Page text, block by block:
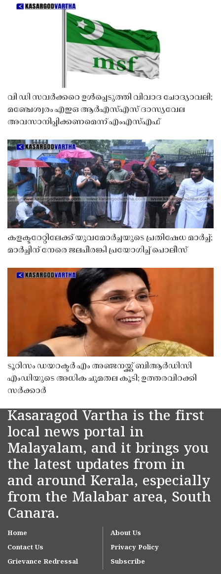
വി ഡി സവർക്കറെ ഉൾപ്പെടുത്തി വിവാദ ചോദ്യാവലി;
മഞ്ചേശ്വരം എഇഒ ആർഎസ്എസ് ദാസ്യവേല
അവസാനിപ്പിക്കണമെന്ന് എംഎസ്എഫ്
കളക്ടറേറ്റിലേക്ക് യുവമോർച്ചയുടെ പ്രതിഷേധ മാർച്ച്;
മാർച്ചിന് നേരെ ജലപീരങ്കി പ്രയോഗിച്ച് പൊലീസ്
ടൂറിസം ഡയറക്ടർ എം അഞ്ജനയ്ക്ക് ബിആർഡിസി
എംഡിയുടെ അധിക ചുമതല കൂടി; ഉത്തരവിറക്കി
സർക്കാർ
Kasaragod Vartha is the first
local news portal in
Malayalam, and it brings you
the latest updates from in
and around Kerala, especially
from the Malabar area, South
Canara.
Home
About Us
Contact Us
Privacy Policy
Grievance Redressal
Subscribe